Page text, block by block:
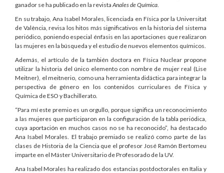
ganador se ha publicado en la revista Anales de Química
En su trabajo, Ana Isabel Morales, licenciada en Física por la Universitat
de València, revisa los hitos más significativos en la historia del sistema
periódico, poniendo especial énfasis en las aportaciones que realizaron
las mujeres en la búsqueda y el estudio de nuevos elementos químicos.
Además, el artículo de la también doctora en Física Nuclear propone
utilizar la historia del único elemento con nombre de mujer real (Lise
Meitner), el meitnerio, como una herramienta didáctica para integrar la
perspectiva de género en los contenidos curriculares de Física y
Química de ESO y Bachillerato.
“Para mí este premio es un orgullo, porque significa un reconocimiento
a las mujeres que participaron en la configuración de la tabla periódica,
cuya aportación en muchos casos no se ha reconocido”, ha destacado
Ana Isabel Morales. El trabajo premiado se realizó como parte de las
clases de Historia de la Ciencia que el profesor José Ramón Bertomeu
imparte en el Máster Universitario de Profesorado de la UV.
Ana Isabel Morales ha realizado dos estancias postdoctorales en Italia y